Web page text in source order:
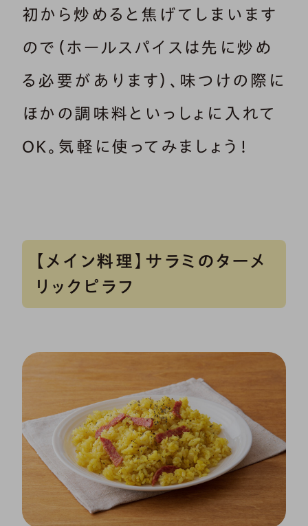
初から炒めると焦げてしまいます
ので（ホールスパイスは先に炒め
る必要があります）、味つけの際に
ほかの調味料といっしょに入れて
OK。気軽に使ってみましょう！
【メイン料理】サラミのターメ
リックピラフ